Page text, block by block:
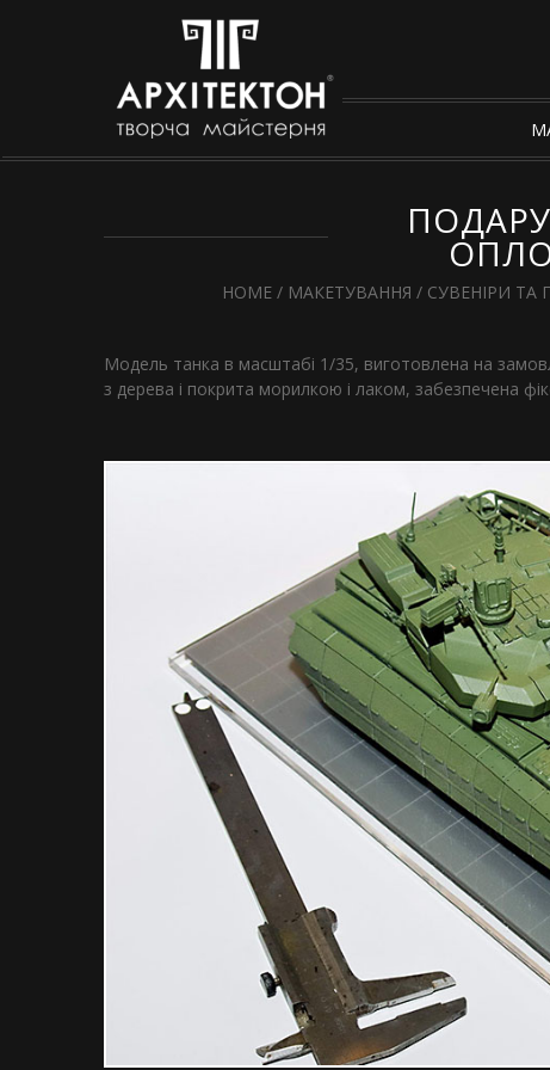
HOME / МАКЕТУВАННЯ / СУВЕНІРИ ТА
Модель танка в масштабі 1/35, виготовлена на
з дерева і покрита морилкою і лаком, забезпечена